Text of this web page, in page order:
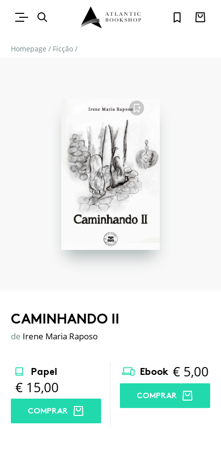
Homepage / Ficção /
FAVORITO
CAMINHANDO II
de Irene Maria Raposo
Papel
€ 15,00
COMPRAR
Ebook € 5,00
COMPRAR